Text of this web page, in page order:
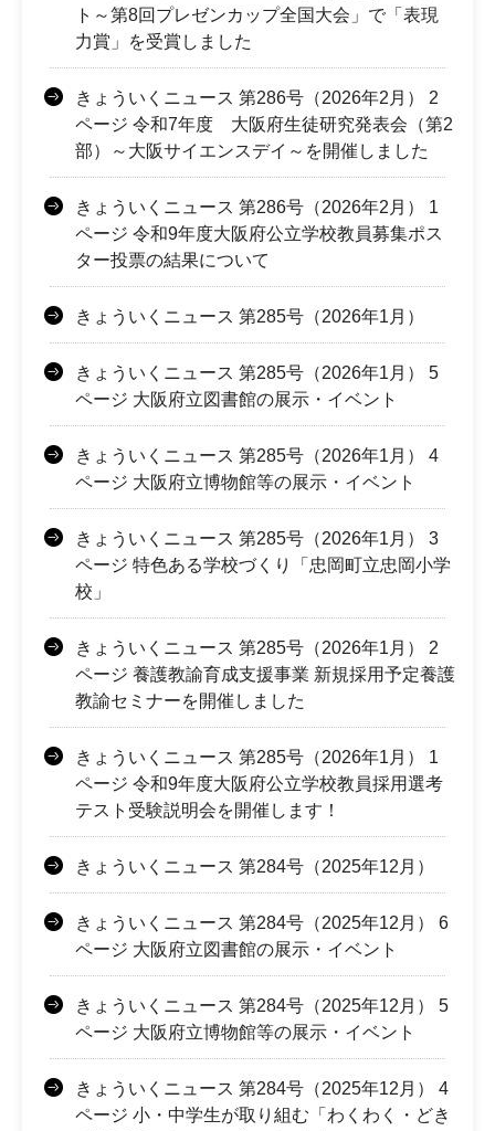
ト～第8回プレゼンカップ全国大会」で「表現
力賞」を受賞しました
きょういくニュース 第286号（2026年2月） 2
ページ 令和7年度 大阪府生徒研究発表会（第2
部）～大阪サイエンスデイ～を開催しました
きょういくニュース 第286号（2026年2月） 1
ページ 令和9年度大阪府公立学校教員募集ポス
ター投票の結果について
きょういくニュース 第285号（2026年1月）
きょういくニュース 第285号（2026年1月） 5
ページ 大阪府立図書館の展示・イベント
きょういくニュース 第285号（2026年1月） 4
ページ 大阪府立博物館等の展示・イベント
きょういくニュース 第285号（2026年1月） 3
ページ 特色ある学校づくり「忠岡町立忠岡小学
校」
きょういくニュース 第285号（2026年1月） 2
ページ 養護教諭育成支援事業 新規採用予定養護
教諭セミナーを開催しました
きょういくニュース 第285号（2026年1月） 1
ページ 令和9年度大阪府公立学校教員採用選考
テスト受験説明会を開催します！
きょういくニュース 第284号（2025年12月）
きょういくニュース 第284号（2025年12月） 6
ページ 大阪府立図書館の展示・イベント
きょういくニュース 第284号（2025年12月） 5
ページ 大阪府立博物館等の展示・イベント
きょういくニュース 第284号（2025年12月） 4
ページ 小・中学生が取り組む「わくわく・どき